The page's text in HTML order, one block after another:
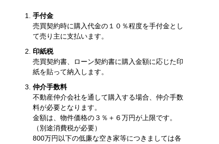
手付金
売買契約時に購入代金の１０％程度を手付金とし
て売り主に支払います。
印紙税
売買契約書、ローン契約書に購入金額に応じた印
紙を貼って納入します。
仲介手数料
不動産仲介会社を通して購入する場合、仲介手数
料が必要となります。
金額は、物件価格の３％＋６万円が上限です。
（別途消費税が必要）
800万円以下の低廉な空き家等につきましては各